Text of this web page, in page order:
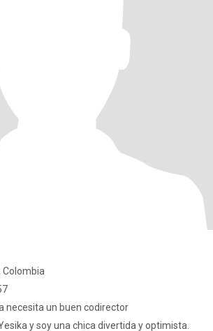
Colombia
necesita un buen codirector
y soy una chica divertida y optimista.